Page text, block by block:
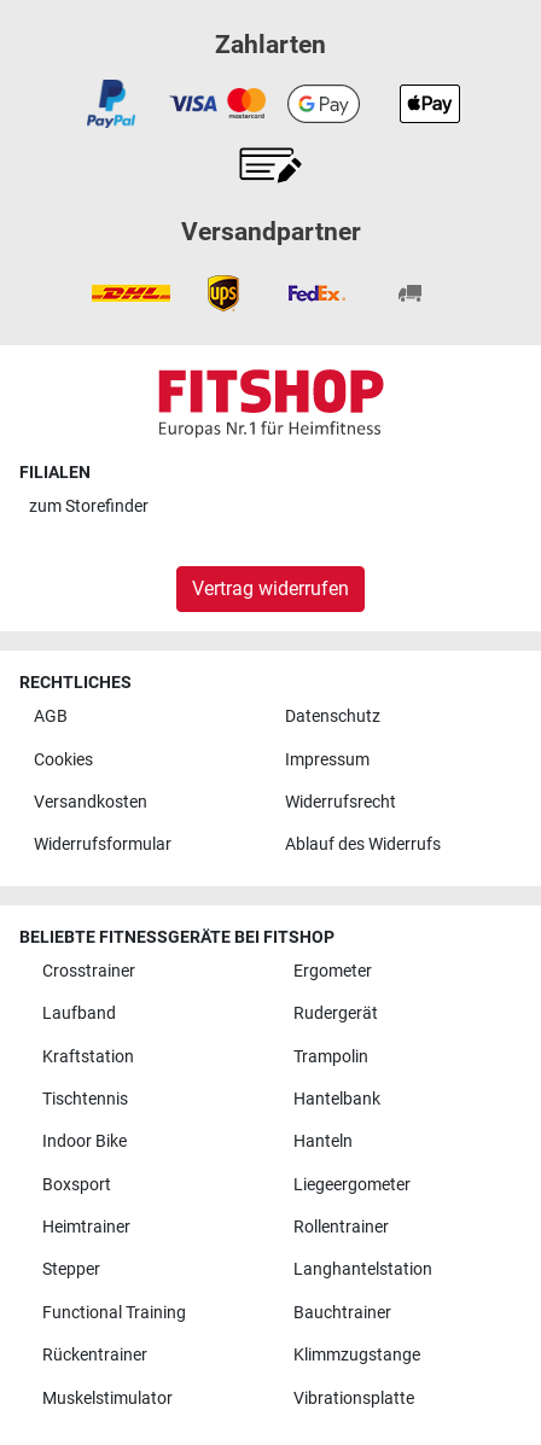
Zahlarten
Versandpartner
FILIALEN
zumStorefinder
Vertrag widerrufen
RECHTLICHES
AGB
Datenschutz
Cookies Impressum
Versandkosten Widerrufsrecht
Widerrufsformular Ablauf des Widerrufs
BELIEBTE FITNESSGERÄTE BEI FITSHOP
Crosstrainer
Ergometer
Laufband Rudergerät
Kraftstation Trampolin
Tischtennis Hantelbank
Indoor Bike Hanteln
Boxsport Liegeergometer
Heimtrainer Rollentrainer
Stepper Langhantelstation
Functional Training Bauchtrainer
Rückentrainer Klimmzugstange
Muskelstimulator Vibrationsplatte